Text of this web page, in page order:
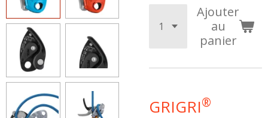
Ajouter
au
panier
GRIGRI®